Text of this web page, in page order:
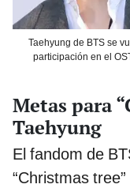
Taehyung de BTS se
participación en el
Metas para
Taehyung
El fandom de
“Christmas